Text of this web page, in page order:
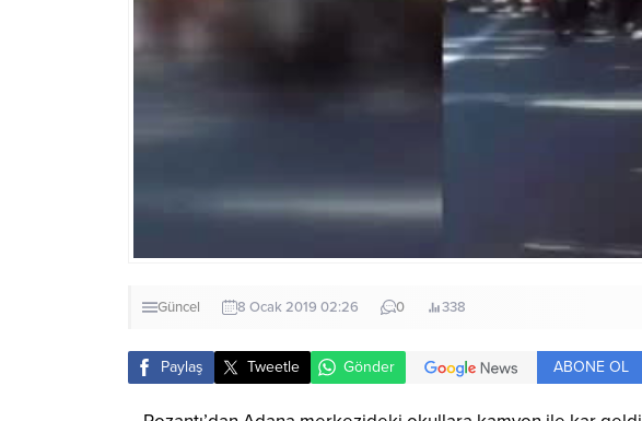
Güncel 8 Ocak 2019 02:26 0 338
Paylaş Tweetle Gönder ABONE OL